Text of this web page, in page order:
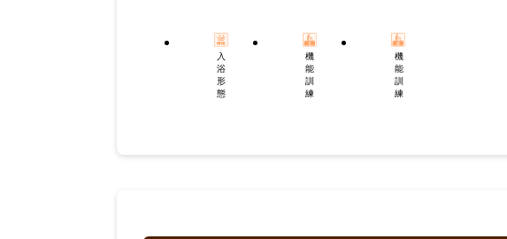
入
浴
形
態
機
能
訓
練
機
能
訓
練